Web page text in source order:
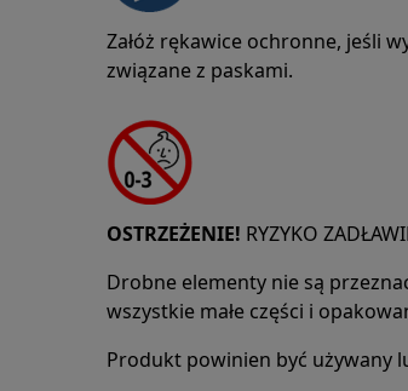
Załóż rękawice ochronne, jeśli
związane z paskami.
OSTRZEŻENIE! RYZYKO
Drobne elementy nie są
wszystkie małe części i
Produkt powinien być używany